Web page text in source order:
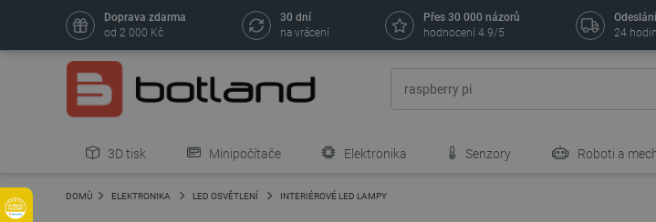
Doprava zdarma
od 2 000 Kč
30 dní
na vrácení
Přes 30 000 názorů
hodnocení 4.9/5
24 hodin
3D tisk Minipočítače Elektronika Senzory Roboti a
DOMŮ ELEKTRONIKA LED OSVĚTLENÍ INTERIÉROVÉ LED LAMPY